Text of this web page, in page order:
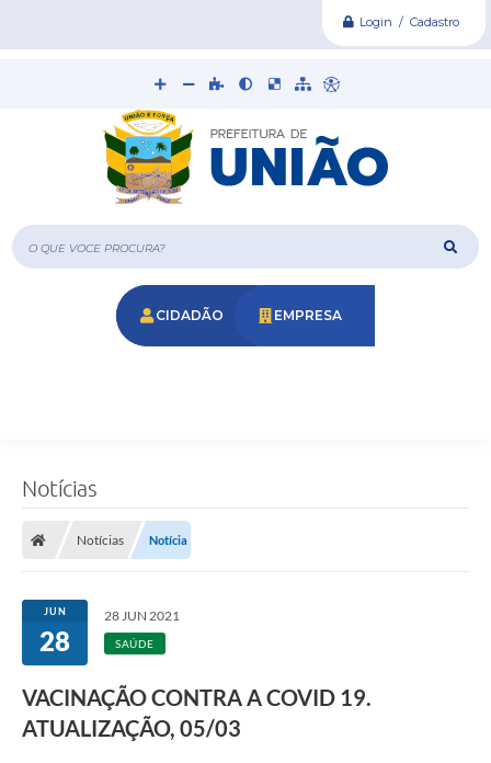
Login / Cadastro
O que voce procura?
CIDADÃO EMPRESA
Notícias
Notícias Notícia
JUN
28
28 JUN 2021
SAÚDE
VACINAÇÃO CONTRA A COVID 19.
ATUALIZAÇÃO, 05/03